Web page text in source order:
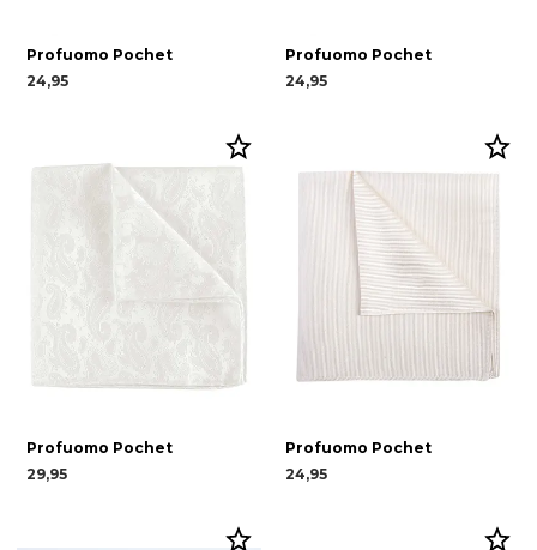
Profuomo Pochet
24,95
Profuomo Pochet
24,95
Profuomo Pochet
29,95
Profuomo Pochet
24,95